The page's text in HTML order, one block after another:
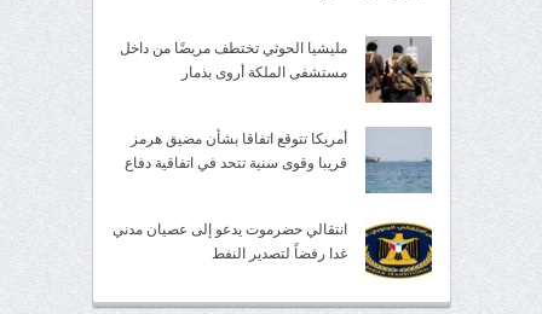
مليشيا الحوثي تختطف مريضًا من داخل
مستشفى الملكة أروى بذمار
أمريكا تتوقع اتفاقا بشأن مضيق هرمز
قريبا وقوى سنية تتحد في اتفاقية دفاع
انتقالي حضرموت يدعو إلى عصيان مدني
غدا رفضاً لتصدير النفط